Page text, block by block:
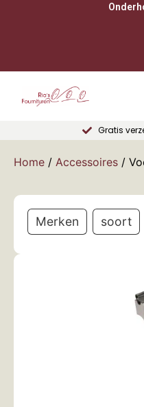
Gratis
Home / Accessoires /
Merken soort